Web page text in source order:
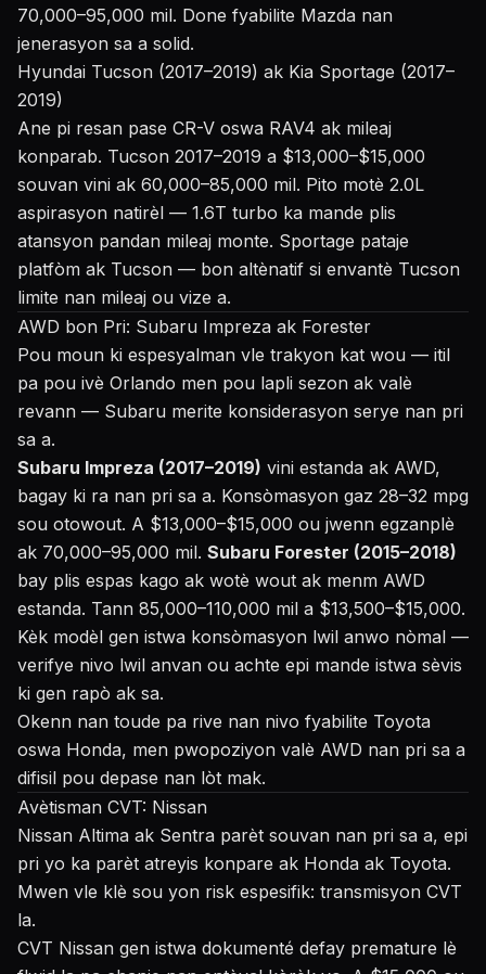
70,000–95,000 mil. Done fyabilite Mazda nan
jenerasyon sa a solid.
Hyundai Tucson (2017–2019) ak Kia Sportage (2017–
2019)
Ane pi resan pase CR-V oswa RAV4 ak mileaj
konparab. Tucson 2017–2019 a $13,000–$15,000
souvan vini ak 60,000–85,000 mil. Pito motè 2.0L
aspirasyon natirèl — 1.6T turbo ka mande plis
atansyon pandan mileaj monte. Sportage pataje
platfòm ak Tucson — bon altènatif si envantè Tucson
limite nan mileaj ou vize a.
AWD bon Pri: Subaru Impreza ak Forester
Pou moun ki espesyalman vle trakyon kat wou — itil
pa pou ivè Orlando men pou lapli sezon ak valè
revann — Subaru merite konsiderasyon serye nan pri
sa a.
Subaru Impreza (2017–2019) vini estanda ak AWD,
bagay ki ra nan pri sa a. Konsòmasyon gaz 28–32 mpg
sou otowout. A $13,000–$15,000 ou jwenn egzanplè
ak 70,000–95,000 mil. Subaru Forester (2015–2018)
bay plis espas kago ak wotè wout ak menm AWD
estanda. Tann 85,000–110,000 mil a $13,500–$15,000.
Kèk modèl gen istwa konsòmasyon lwil anwo nòmal —
verifye nivo lwil anvan ou achte epi mande istwa sèvis
ki gen rapò ak sa.
Okenn nan toude pa rive nan nivo fyabilite Toyota
oswa Honda, men pwopoziyon valè AWD nan pri sa a
difisil pou depase nan lòt mak.
Avètisman CVT: Nissan
Nissan Altima ak Sentra parèt souvan nan pri sa a, epi
pri yo ka parèt atreyis konpare ak Honda ak Toyota.
Mwen vle klè sou yon risk espesifik: transmisyon CVT
la.
CVT Nissan gen istwa dokumenté defay premature lè